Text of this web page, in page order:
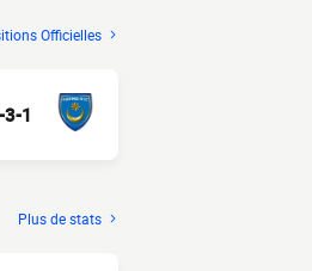
Officielles
1
Plus de stats